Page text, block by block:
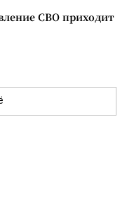
СВО приходит